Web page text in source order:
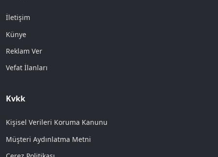
İletişim
Künye
Reklam Ver
Vefat İlanları
Kvkk
Kişisel Verileri Koruma Kanunu
Müşteri Aydınlatma Metni